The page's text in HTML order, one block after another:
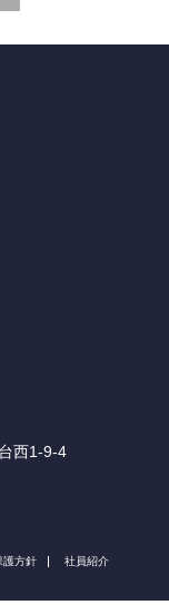
西1‐9‐4
護方針 社員紹介